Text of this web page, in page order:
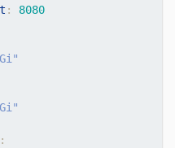
:
8080
: